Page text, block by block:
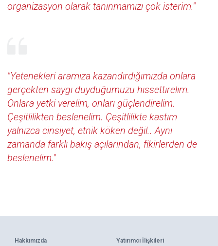
organizasyon olarak tanınmamızı çok isterim."
"Yetenekleri aramıza kazandırdığımızda onlara
gerçekten saygı duyduğumuzu hissettirelim.
Onlara yetki verelim, onları güçlendirelim.
Çeşitlilikten beslenelim. Çeşitlilikte kastım
yalnızca cinsiyet, etnik köken değil.. Aynı
zamanda farklı bakış açılarından, fikirlerden de
beslenelim."
Hakkımızda
Yatırımcı İlişkileri